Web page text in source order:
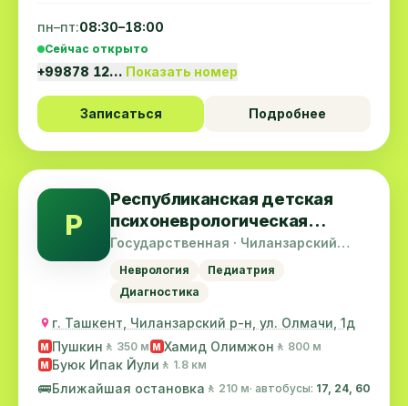
пн–пт:08:30–18:00
Сейчас открыто
+99878 12… Показать номер
Записаться Подробнее
Р
Республиканская детская
психоневрологическая
больница имени
У.К.Курбанова
Государственная · Чиланзарский
Неврология
Педиатрия
Диагностика
г. Ташкент, Чиланзарский р-н, ул. Олмачи, 1д
M Пушкин 🚶 350 м M Хамид Олимжон 🚶 800 м
M Буюк Ипак Йули 🚶 1.8 км
🚌Ближайшая остановка 🚶 210 м· автобусы: 17, 24, 60